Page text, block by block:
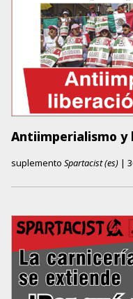
Antiimperialismo y
suplemento Spartacist (es) |